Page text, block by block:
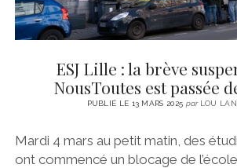
ESJ Lille : la brève
NousToutes est passée
PUBLIÉ LE 13 MARS 2025 parLOU
Mardi 4 mars au petit matin, des
ont commencé un blocage de